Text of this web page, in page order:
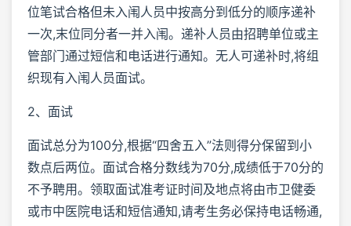
位笔试合格但未入闱人员中按高分到低分的顺序递补
一次,末位同分者一并入闱。递补人员由招聘单位或主
管部门通过短信和电话进行通知。无人可递补时,将组
织现有入闱人员面试。
2、面试
面试总分为100分,根据“四舍五入”法则得分保留到小
数点后两位。面试合格分数线为70分,成绩低于70分的
不予聘用。领取面试准考证时间及地点将由市卫健委
或市中医院电话和短信通知,请考生务必保持电话畅通,